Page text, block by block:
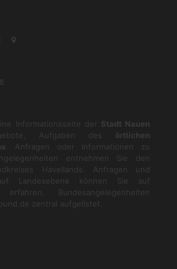
Informationsseite der Stadt Nauen
Aufgaben des örtlichen
. Anfragen oder Informationen zu
entnehmen Sie den
Havellands. Anfragen und
Landesebene können Sie auf
erfahren. Bundesangelegenheiten
bund.de zentral aufgelistet.